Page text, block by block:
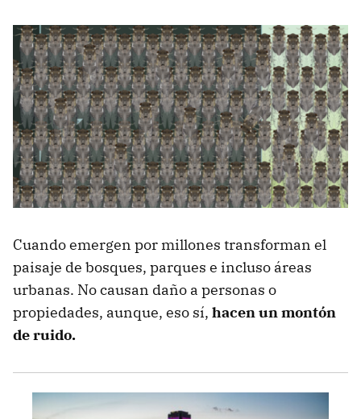
Cuando emergen por millones transforman el
paisaje de bosques, parques e incluso áreas
urbanas. No causan daño a personas o
propiedades, aunque, eso sí, hacen un montón
de ruido.